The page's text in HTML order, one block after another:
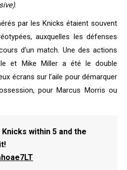
.
par les Knicks étaient souvent
auxquelles les défenses
d’un match. Une des actions
et Mike Miller a été le double
écrans sur l’aile pour démarquer
pour Marcus Morris ou
within 5 and the